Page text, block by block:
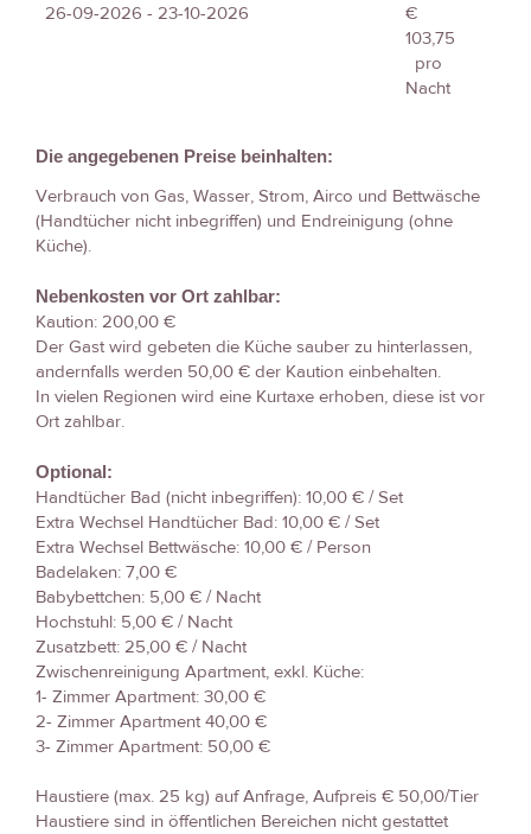
26-09-2026 - 23-10-2026
€
103,75
pro
Nacht
Die angegebenen Preise beinhalten:
Verbrauch von Gas, Wasser, Strom, Airco und Bettwäsche
(Handtücher nicht inbegriffen) und Endreinigung (ohne
Küche).
Nebenkosten vor Ort zahlbar:
Kaution: 200,00 €
Der Gast wird gebeten die Küche sauber zu hinterlassen,
andernfalls werden 50,00 € der Kaution einbehalten.
In vielen Regionen wird eine Kurtaxe erhoben, diese ist vor
Ort zahlbar.
Optional:
Handtücher Bad (nicht inbegriffen): 10,00 € / Set
Extra Wechsel Handtücher Bad: 10,00 € / Set
Extra Wechsel Bettwäsche: 10,00 € / Person
Badelaken: 7,00 €
Babybettchen: 5,00 € / Nacht
Hochstuhl: 5,00 € / Nacht
Zusatzbett: 25,00 € / Nacht
Zwischenreinigung Apartment, exkl. Küche:
1- Zimmer Apartment: 30,00 €
2- Zimmer Apartment 40,00 €
3- Zimmer Apartment: 50,00 €
Haustiere (max. 25 kg) auf Anfrage, Aufpreis € 50,00/Tier
Haustiere sind in öffentlichen Bereichen nicht gestattet